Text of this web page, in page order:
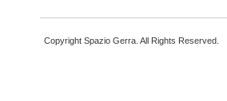
Copyright Spazio Gerra. All Rights Reserved.